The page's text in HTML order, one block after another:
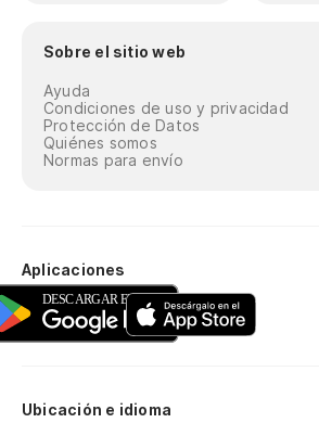
Sobre el sitio web
Ayuda
Condiciones de uso y privacidad
Protección de Datos
Quiénes somos
Normas para envío
Aplicaciones
Ubicación e idioma